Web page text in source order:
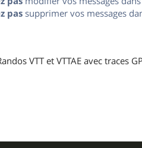
pas supprimer vos messages
VTT et VTTAE avec traces